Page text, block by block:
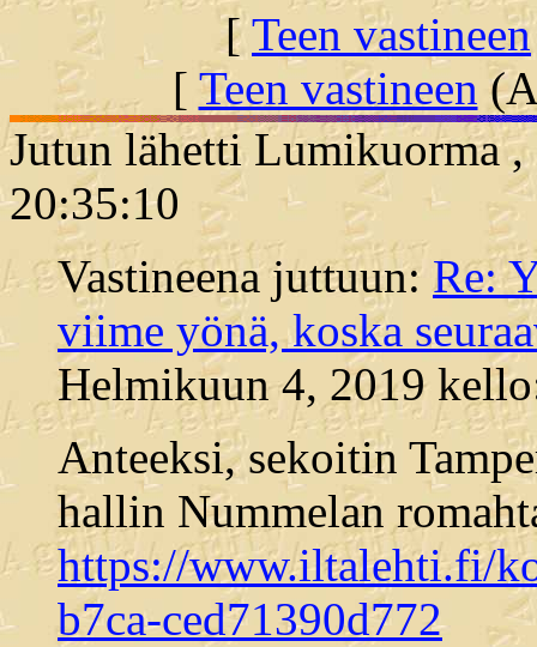
[ Teen vastineen
[ Teen vastineen
Jutun lähetti Lumikuorma
20:35:10
Vastineena juttuun: Re:
viime yönä, koska
Helmikuun 4, 2019
Anteeksi, sekoitin
hallin Nummelan
https://www.iltalehti.fi/
b7ca-ced71390d772